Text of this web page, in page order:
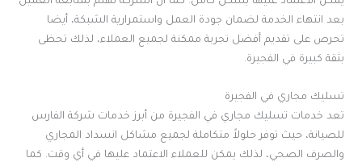
بعد انتهاء الخدمة لضمان جودة العمل واستمرارية الشبكة، أيضا
تحرص على تقديم أفضل تجربة ممكنة لجميع العملاء، لذلك تحظى
بثقة كبيرة في الفجيرة.
تسليك مجاري في الفجيرة
تعد خدمات تسليك مجاري في الفجيرة من أبرز خدمات شركة الفارس
للصيانة، حيث توفر حلولاً متكاملة لجميع مشاكل انسداد المجاري
والصرف الصحي، لذلك يمكن للعملاء الاعتماد عليها في أي وقت. كما